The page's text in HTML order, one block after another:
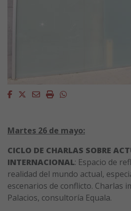
Facebook
Twitter
EmailImprimirWhatsapp
Martes 26 de mayo:
CICLO DE CHARLAS SOBRE
INTERNACIONAL: Espacio de
realidad del mundo actual,
escenarios de conflicto. Charlas
Palacios, consultoría Equala.